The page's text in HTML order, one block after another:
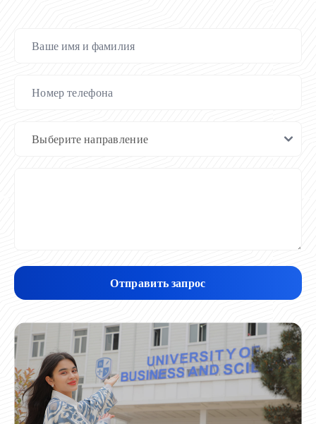
Отправить запрос